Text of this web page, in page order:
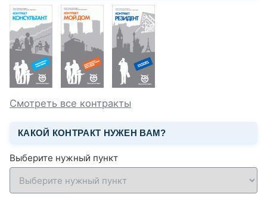
Смотреть все контракты
КАКОЙ КОНТРАКТ НУЖЕН ВАМ?
Выберите нужный пункт